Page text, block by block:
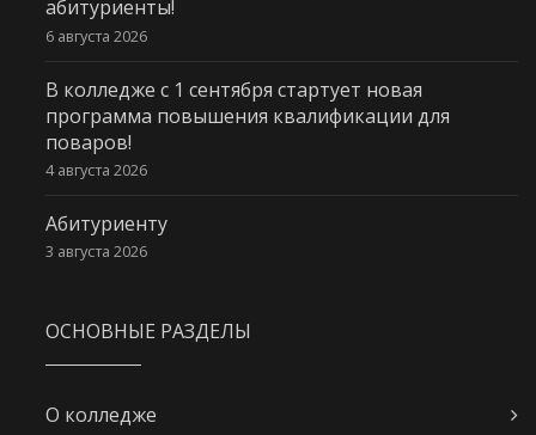
абитуриенты!
6 августа 2026
В колледже с 1 сентября стартует новая
программа повышения квалификации для
поваров!
4 августа 2026
Абитуриенту
3 августа 2026
ОСНОВНЫЕ РАЗДЕЛЫ
О колледже